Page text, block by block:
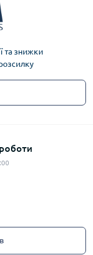
та знижки